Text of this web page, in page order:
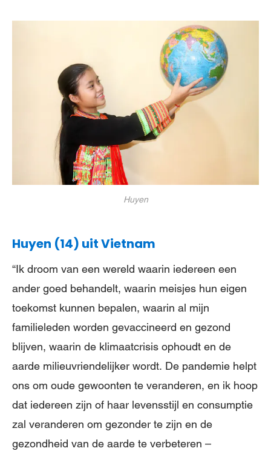
Huyen
Huyen (14) uit Vietnam
“Ik droom van een wereld waarin iedereen een
ander goed behandelt, waarin meisjes hun eigen
toekomst kunnen bepalen, waarin al mijn
familieleden worden gevaccineerd en gezond
blijven, waarin de klimaatcrisis ophoudt en de
aarde milieuvriendelijker wordt. De pandemie helpt
ons om oude gewoonten te veranderen, en ik hoop
dat iedereen zijn of haar levensstijl en consumptie
zal veranderen om gezonder te zijn en de
gezondheid van de aarde te verbeteren –